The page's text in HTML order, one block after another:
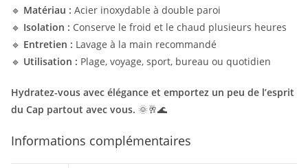
🔹 Matériau : Acier inoxydable à double paroi
🔹 Isolation : Conserve le froid et le chaud plusieurs heures
🔹 Entretien : Lavage à la main recommandé
🔹 Utilisation : Plage, voyage, sport, bureau ou quotidien
Hydratez-vous avec élégance et emportez un peu de l’esprit
du Cap partout avec vous. 🌞🥂🌊
Informations complémentaires